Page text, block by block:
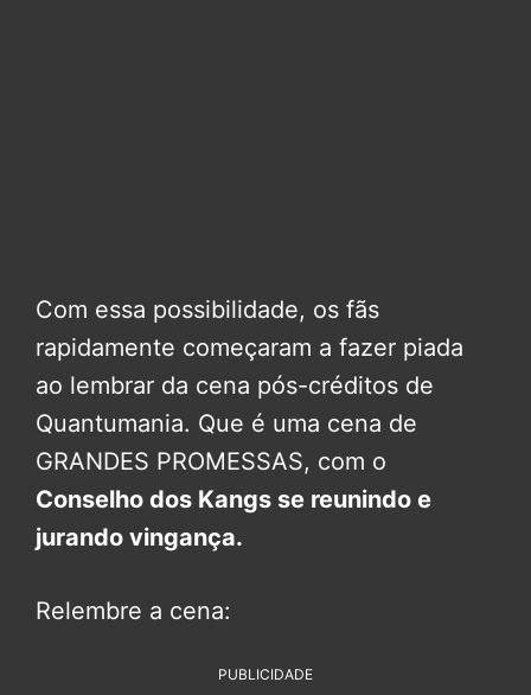
Com essa possibilidade, os fãs
rapidamente começaram a fazer piada
ao lembrar da cena pós-créditos de
Quantumania. Que é uma cena de
GRANDES PROMESSAS, com o
Conselho dos Kangs se reunindo e
jurando vingança.
Relembre a cena:
PUBLICIDADE